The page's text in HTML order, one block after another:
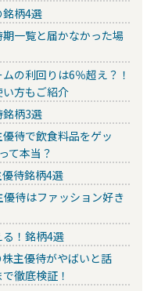
銘柄4選
一覧と届かなかった場
の利回りは6％超え？！
方もご紹介
銘柄3選
待で飲食料品をゲッ
て本当？
待銘柄4選
優待はファッション好き
！銘柄4選
株主優待がやばいと話
徹底検証！